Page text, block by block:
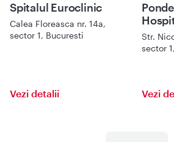
Spitalul Euroclinic
Calea Floreasca nr. 14a,
sector 1, Bucuresti
Vezi detalii
Str.
sector
Vezi